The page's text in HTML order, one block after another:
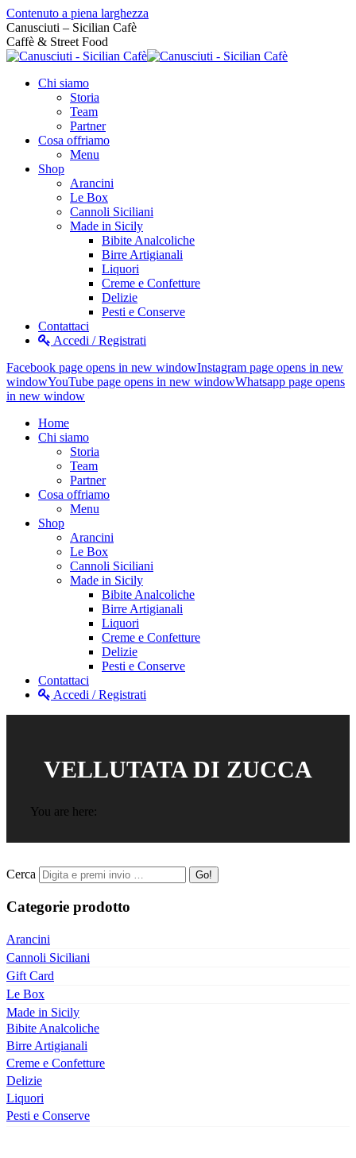
Contenuto a piena larghezza
Canusciuti – Sicilian Cafè
Caffè & Street Food
Chi siamo
Storia
Team
Partner
Cosa offriamo
Menu
Shop
Arancini
Le Box
Cannoli Siciliani
Made in Sicily
Bibite Analcoliche
Birre Artigianali
Liquori
Creme e Confetture
Delizie
Pesti e Conserve
Contattaci
Accedi / Registrati
Facebook page opens in new windowInstagram page opens in new
windowYouTube page opens in new windowWhatsapp page opens
in new window
Home
Chi siamo
Storia
Team
Partner
Cosa offriamo
Menu
Shop
Arancini
Le Box
Cannoli Siciliani
Made in Sicily
Bibite Analcoliche
Birre Artigianali
Liquori
Creme e Confetture
Delizie
Pesti e Conserve
Contattaci
Accedi / Registrati
VELLUTATA DI ZUCCA
You are here:
Cerca
Categorie prodotto
Arancini
Cannoli Siciliani
Gift Card
Le Box
Made in Sicily
Bibite Analcoliche
Birre Artigianali
Creme e Confetture
Delizie
Liquori
Pesti e Conserve